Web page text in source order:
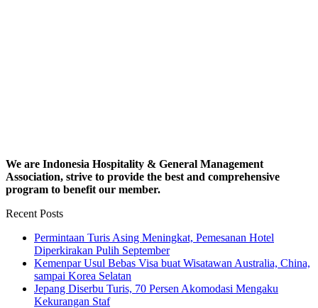
We are Indonesia Hospitality & General Management
Association, strive to provide the best and comprehensive
program to benefit our member.
Recent Posts
Permintaan Turis Asing Meningkat, Pemesanan Hotel
Diperkirakan Pulih September
Kemenpar Usul Bebas Visa buat Wisatawan Australia, China,
sampai Korea Selatan
Jepang Diserbu Turis, 70 Persen Akomodasi Mengaku
Kekurangan Staf